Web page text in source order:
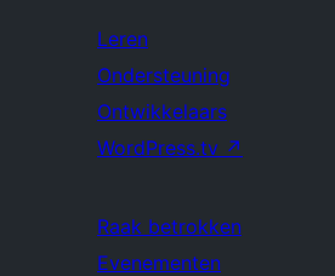
Leren
Ondersteuning
Ontwikkelaars
WordPress.tv ↗
Raak betrokken
Evenementen